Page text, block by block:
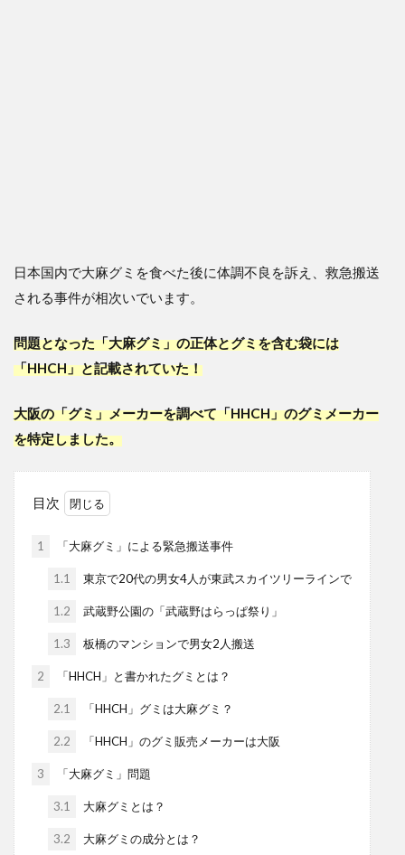
日本国内で大麻グミを食べた後に体調不良を訴え、救急搬送
される事件が相次いでいます。
問題となった「大麻グミ」の正体とグミを含む袋には
「HHCH」と記載されていた！
大阪の「グミ」メーカーを調べて「HHCH」のグミメーカー
を特定しました。
目次
1 「大麻グミ」による緊急搬送事件
1.1 東京で20代の男女4人が東武スカイツリーラインで
1.2 武蔵野公園の「武蔵野はらっぱ祭り」
1.3 板橋のマンションで男女2人搬送
2 「HHCH」と書かれたグミとは？
2.1 「HHCH」グミは大麻グミ？
2.2 「HHCH」のグミ販売メーカーは大阪
3 「大麻グミ」問題
3.1 大麻グミとは？
3.2 大麻グミの成分とは？